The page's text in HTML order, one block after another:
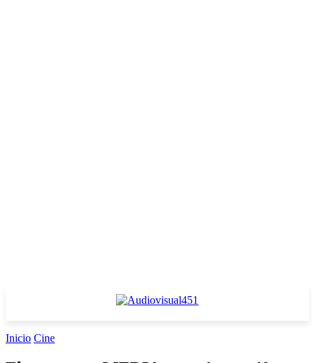
Inicio Cine